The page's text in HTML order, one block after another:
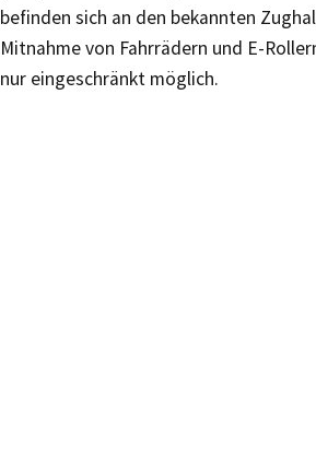
befinden sich an den bekannten
Mitnahme von Fahrrädern und E-
nur eingeschränkt möglich.